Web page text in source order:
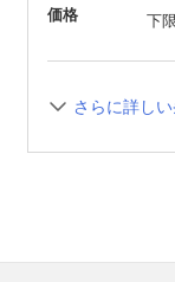
価格 下
さらに詳し